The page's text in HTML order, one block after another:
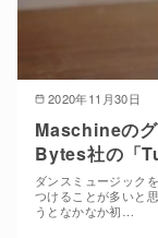
2020年11月30日
Maschineの
Bytes社の「
ダンスミュージック
つけることが多いと
うとなかなか初…